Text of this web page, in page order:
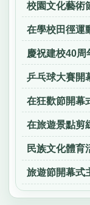
校園文化藝術
在學校田徑運
慶祝建校40周
乒乓球大賽開
在狂歡節開幕
在旅遊景點剪
民族文化體育
旅遊節開幕式